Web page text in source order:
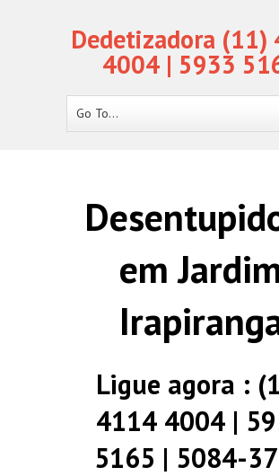
Dedetizadora (11)
4004 | 5933
Go To...
em
Ligue agora :
4114 4004 |
5165 | 5084-